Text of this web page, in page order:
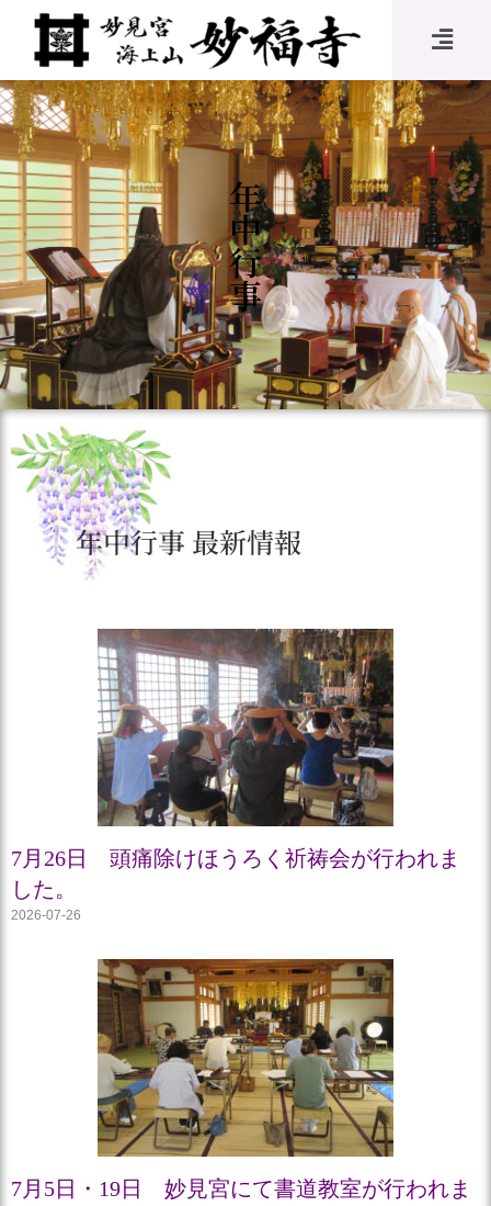
年
中
行
事
年中行事 最新情報
7月26日 頭痛除けほうろく祈祷会が行われま
した。
2026-07-26
7月5日・19日 妙見宮にて書道教室が行われま